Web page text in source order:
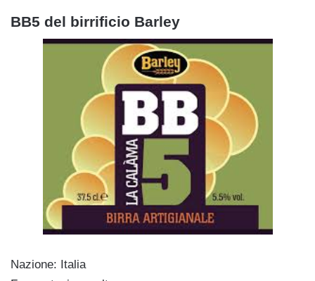
BB5 del birrificio Barley
Nazione: Italia